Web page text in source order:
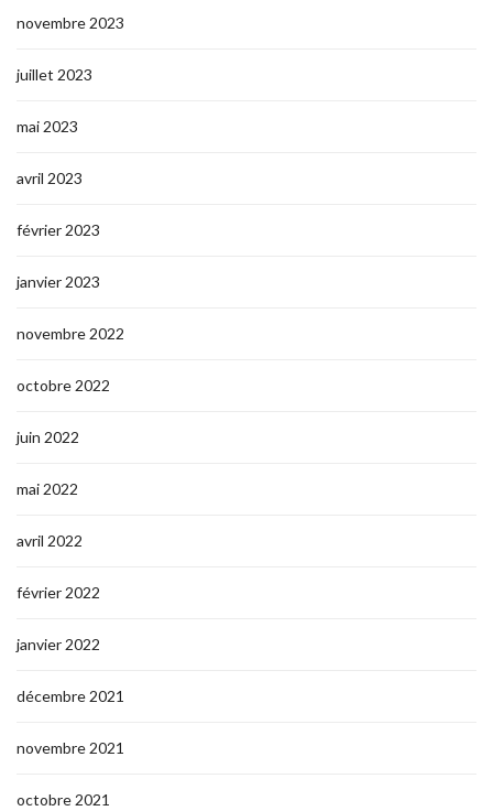
novembre 2023
juillet 2023
mai 2023
avril 2023
février 2023
janvier 2023
novembre 2022
octobre 2022
juin 2022
mai 2022
avril 2022
février 2022
janvier 2022
décembre 2021
novembre 2021
octobre 2021